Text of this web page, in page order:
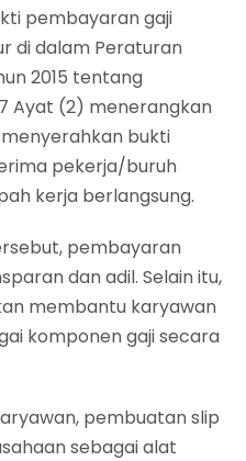
pembayaran gaji
di dalam Peraturan
2015 tentang
Ayat (2) menerangkan
bukti
pekerja/buruh
kerja berlangsung.
pembayaran
dan adil. Selain itu,
membantu karyawan
komponen gaji secara
pembuatan slip
sebagai alat